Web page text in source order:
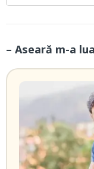
– Aseară m-a